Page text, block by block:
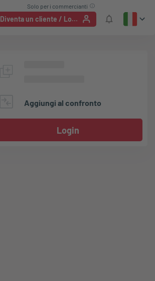
Diventa un cliente / Login
Solo per i commercianti
Aggiungi al confronto
Login